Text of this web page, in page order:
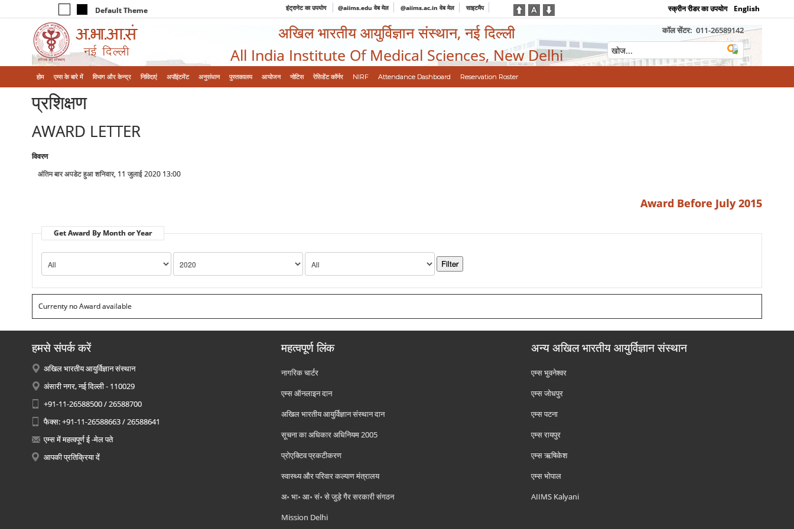
Default Theme इंट्रानेट का उपयोग @aiims.edu वेब मेल @aiims.ac.in वेब मेल साइटमैप स्क्रीन रीडर का उपयोग English
अखिल भारतीय आयुर्विज्ञान संस्थान, नई दिल्ली
All India Institute Of Medical Sciences, New Delhi
कॉल सेंटर: 011-26589142
होम एम्‍स के बारे में विभाग और केन्‍द्र निविदाएं अपॉइंटमेंट अनुसंधान पुस्तकालय आयोजन नोटिस रेसिडेंट कॉर्नर NIRF Attendance Dashboard Reservation Roster
प्रशिक्षण
AWARD LETTER
विवरण
अंतिम बार अपडेट हुआ शनिवार, 11 जुलाई 2020 13:00
Award Before July 2015
Get Award By Month or Year
Currenty no Award available
हमसे संपर्क करें
अखिल भारतीय आयुर्विज्ञान संस्थान
अंसारी नगर, नई दिल्ली - 110029
+91-11-26588500 / 26588700
फैक्स: +91-11-26588663 / 26588641
एम्स में महत्वपूर्ण ई -मेल पते
आपकी प्रतिक्रिया दें
महत्वपूर्ण लिंक
नागरिक चार्टर
एम्स ऑनलाइन दान
अखिल भारतीय आयुर्विज्ञान संस्थान दान
सूचना का अधिकार अधिनियम 2005
प्रोएक्टिव प्रकटीकरण
स्वास्थ्य और परिवार कल्याण मंत्रालय
अ॰ भा॰ आ॰ सं॰ से जुड़े गैर सरकारी संगठन
Mission Delhi
अन्य अखिल भारतीय आयुर्विज्ञान संस्थान
एम्‍स भुवनेश्वर
एम्‍स जोधपुर
एम्‍स पटना
एम्‍स रायपुर
एम्‍स ऋषिकेश
एम्‍स भोपाल
AIIMS Kalyani